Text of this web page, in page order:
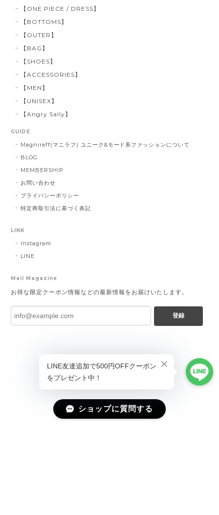
【ONE PIECE / DRESS】
【BOTTOMS】
【OUTER】
【BAG】
【SHOES】
【ACCESSORIES】
【MEN】
【UNISEX】
【Angry Sally】
GUIDE
Magniraff(マニラフ) ユニーク&モード系ファッションについて
BLOG
MEMBERSHIP
お問い合わせ
プライバシーポリシー
特定商取引法に基づく表記
LINK
Instagram
LINE
Mail Magazine
お得な限定クーポン情報などの最新情報をお届けいたします。
登録
ショップに質問する